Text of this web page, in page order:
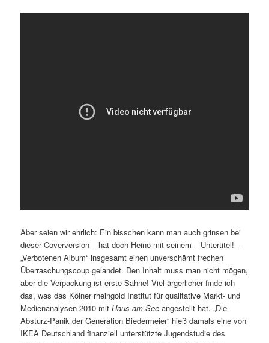
Aber seien wir ehrlich: Ein bisschen kann man auch grinsen bei
dieser Coverversion – hat doch Heino mit seinem – Untertitel! –
„Verbotenen Album“ insgesamt einen unverschämt frechen
Überraschungscoup gelandet. Den Inhalt muss man nicht mögen,
aber die Verpackung ist erste Sahne! Viel ärgerlicher finde ich
das, was das Kölner rheingold Institut für qualitative Markt- und
Medienanalysen 2010 mitHaus am See angestellt hat. „Die
Absturz-Panik der Generation Biedermeier“ hieß damals eine von
IKEA Deutschland finanziell unterstützte Jugendstudie des